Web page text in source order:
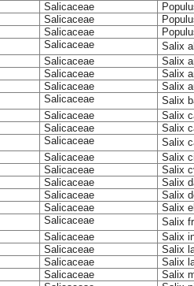
Salicaceae
Salicaceae
Salicaceae
Salicaceae
Salix
Salicaceae
Salix
Salicaceae
Salix
Salicaceae
Salix
Salicaceae
Salix
Salicaceae
Salix
Salicaceae
Salix
Salicaceae
Salix
Salicaceae
Salix
Salicaceae
Salix
Salicaceae
Salix
Salicaceae
Salix
Salicaceae
Salix
Salicaceae
Salix
Salicaceae
Salix
Salicaceae
Salix
Salicaceae
Salix
Salicaceae
Salix